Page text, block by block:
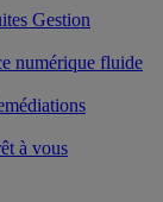
Gestion
numérique fluide
à vous